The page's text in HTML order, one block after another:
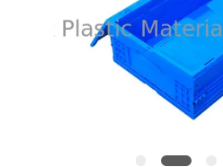
PRIVACY
POLICY